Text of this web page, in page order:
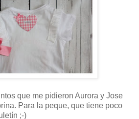
que me pidieron Aurora y Jose
Para la peque, que tiene poco
;-)